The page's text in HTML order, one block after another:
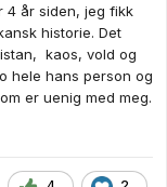
4 år siden, jeg fikk
historie. Det
kaos, vold og
hele hans person og
er uenig med meg.